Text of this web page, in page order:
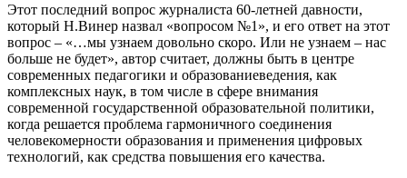
Этот последний вопрос журналиста 60-летней давности,
который Н.Винер назвал «вопросом №1», и его ответ на этот
вопрос – «…мы узнаем довольно скоро. Или не узнаем – нас
больше не будет», автор считает, должны быть в центре
современных педагогики и образованиеведения, как
комплексных наук, в том числе в сфере внимания
современной государственной образовательной политики,
когда решается проблема гармоничного соединения
человекомерности образования и применения цифровых
технологий, как средства повышения его качества.